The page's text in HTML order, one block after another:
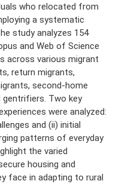
who relocated from
a systematic
study analyzes 154
and Web of Science
across various migrant
return migrants,
second-home
gentrifiers. Two key
were analyzed:
and (ii) initial
patterns of everyday
the varied
housing and
face in adapting to rural